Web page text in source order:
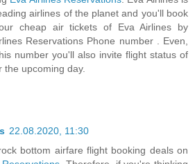
airlines of the planet and you'll book
cheap air tickets of Eva Airlines by
Reservations Phone number . Even,
number you'll also invite flight status of
the upcoming day.
22.08.2020, 11:30
bottom airfare flight booking deals on